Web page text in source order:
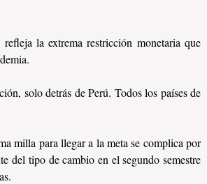
la extrema restricción monetaria que
solo detrás de Perú. Todos los países de
milla para llegar a la meta se complica por
del tipo de cambio en el segundo semestre